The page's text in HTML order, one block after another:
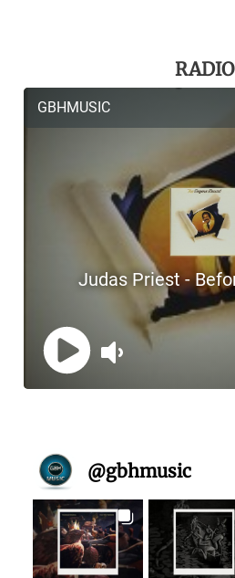
RADIO
@gbhmusic